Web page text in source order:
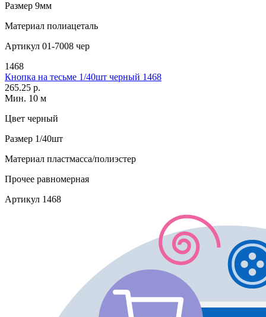
Размер 9мм
Материал полиацеталь
Артикул 01-7008 чер
1468
Кнопка на тесьме 1/40шт черный 1468
265.25 р.
Мин. 10 м
Цвет черный
Размер 1/40шт
Материал пластмасса/полиэстер
Прочее равномерная
Артикул 1468